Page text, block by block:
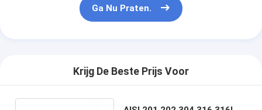
Ga Nu Praten.
Krijg De Beste Prijs Voor